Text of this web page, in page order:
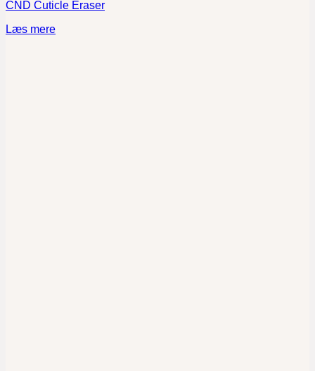
CND Cuticle Eraser
Læs mere